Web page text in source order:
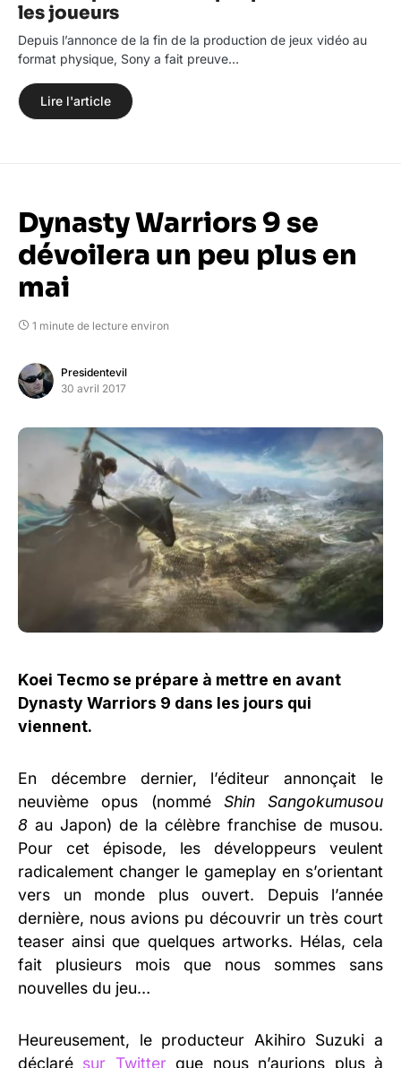
les joueurs
Depuis l’annonce de la fin de la production de jeux vidéo au
format physique, Sony a fait preuve…
Lire l'article
Dynasty Warriors 9 se
dévoilera un peu plus en
mai
1 minute de lecture environ
Presidentevil
30 avril 2017
Koei Tecmo se prépare à mettre en avant
Dynasty Warriors 9 dans les jours qui
viennent.
En décembre dernier, l’éditeur annonçait le
neuvième opus (nommé Shin Sangokumusou
8 au Japon) de la célèbre franchise de musou.
Pour cet épisode, les développeurs veulent
radicalement changer le gameplay en s’orientant
vers un monde plus ouvert. Depuis l’année
dernière, nous avions pu découvrir un très court
teaser ainsi que quelques artworks. Hélas, cela
fait plusieurs mois que nous sommes sans
nouvelles du jeu…
Heureusement, le producteur Akihiro Suzuki a
déclaré sur Twitterque nous n’aurions plus à